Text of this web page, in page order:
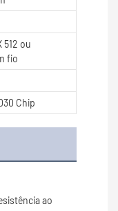
ou
fio
Chip
ao